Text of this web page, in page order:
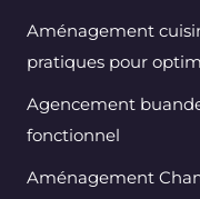
Aménagement
pratiques pour
Agencement
fonctionnel
Aménagement